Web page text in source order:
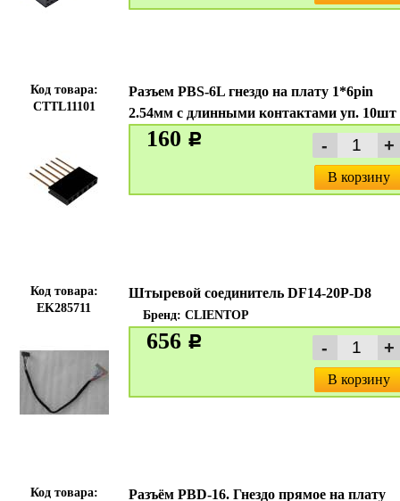
Код товара:
CTTL11101
Разъем PBS-6L гнездо на плату 1*6pin
2.54мм с длинными контактами уп. 10шт
160 c
В корзину
Код товара:
EK285711
Штыревой соединитель DF14-20P-D8
Бренд: CLIENTOP
656 c
В корзину
Код товара:
Разъём PBD-16. Гнездо прямое на плату